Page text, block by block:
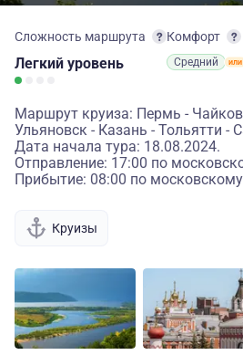
Сложность маршрута
Легкий уровень
Комфорт
Средний
Маршрут круиза: Пермь -
Ульяновск - Казань - Тольятти -
Дата начала тура: 18.08.2024.
Отправление: 17:00 по
Прибытие: 08:00 по
Круизы